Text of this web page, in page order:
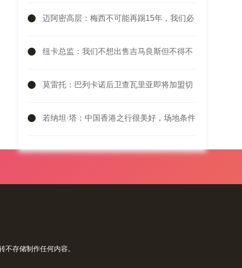
迈阿密高层：梅西不可能再踢15年，我们必
纽卡总监：我们不想出售吉马良斯但不得不
莫雷托：巴列卡诺后卫查瓦里亚即将加盟切
若纳坦·塔：中国香港之行很美好，场地条件
存储制作任何内容。